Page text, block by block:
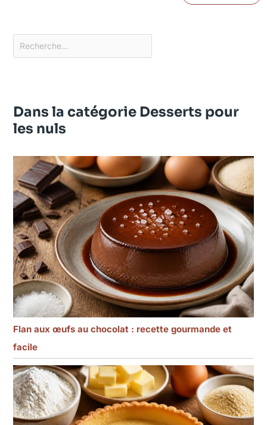
Dans la catégorie Desserts pour
les nuls
Flan aux œufs au chocolat : recette gourmande et
facile